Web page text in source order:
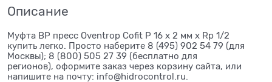
Описание
Муфта ВР пресс Oventrop Cofit P 16 х 2 мм х Rp 1/2
купить легко. Просто наберите 8 (495) 902 54 79 (для
Москвы); 8 (800) 505 27 39 (бесплатно для
регионов), оформите заказ через корзину сайта, или
напишите на почту: info@hidrocontrol.ru.